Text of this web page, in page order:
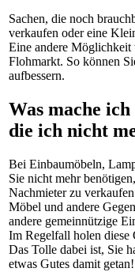
Sachen, die noch
verkaufen oder eine
Eine andere Möglichkeit
Flohmarkt. So können
aufbessern.
Was mache
die ich nicht
Bei Einbaumöbeln,
Sie nicht mehr
Nachmieter zu
Möbel und andere
andere gemeinnützige
Im Regelfall holen diese
Das Tolle dabei ist, Sie
etwas Gutes damit getan!